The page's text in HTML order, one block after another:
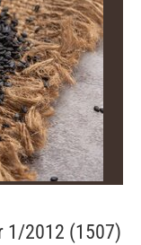
1/2012 (1507)